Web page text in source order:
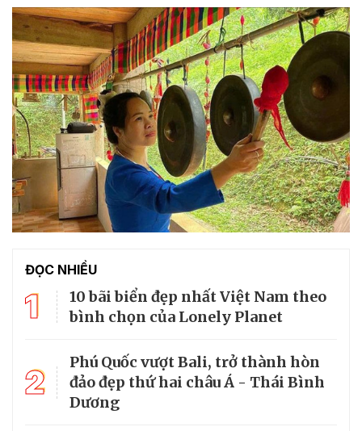
ĐỌC NHIỀU
1
10 bãi biển đẹp nhất Việt Nam theo
bình chọn của Lonely Planet
2
Phú Quốc vượt Bali, trở thành hòn
đảo đẹp thứ hai châu Á - Thái Bình
Dương